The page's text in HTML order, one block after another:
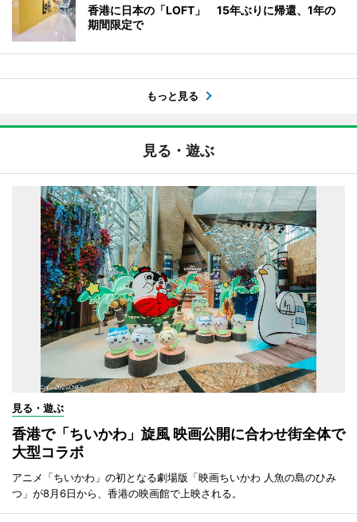
香港に日本の「LOFT」 15年ぶりに帰還、1年の
期間限定で
もっと見る
見る・遊ぶ
見る・遊ぶ
香港で「ちいかわ」旋風 映画公開に合わせ街全体で
大型コラボ
アニメ「ちいかわ」の初となる劇場版「映画ちいかわ 人魚の島のひみ
つ」が8月6日から、香港の映画館で上映される。